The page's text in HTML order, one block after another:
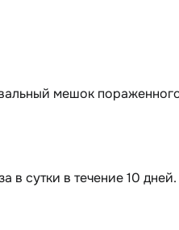
мешок
в сутки в течение 10 дней.